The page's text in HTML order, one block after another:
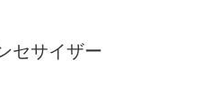
セサイザー